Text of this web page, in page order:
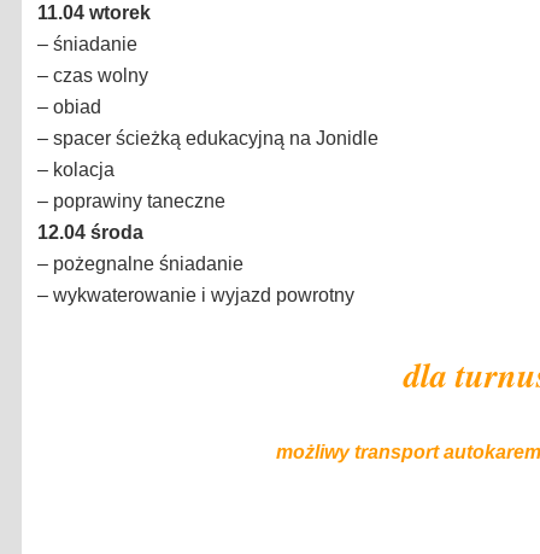
11.04 wtorek
– śniadanie
– czas wolny
– obiad
–spacer ścieżką edukacyjną na Jonidle
– kolacja
– poprawiny taneczne
12.04 środa
– pożegnalne śniadanie
– wykwaterowanie i wyjazd powrotny
dla
możliwy transport